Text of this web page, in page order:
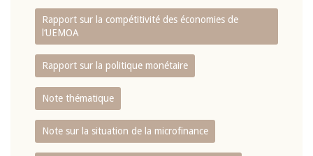
Rapport sur la compétitivité des économies de
l‘UEMOA
Rapport sur la politique monétaire
Note thématique
Note sur la situation de la microfinance